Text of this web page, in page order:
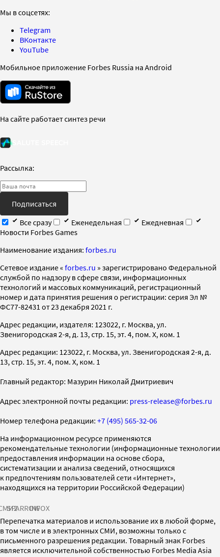
Мы в соцсетях:
Telegram
ВКонтакте
YouTube
Мобильное приложение Forbes Russia на Android
На сайте работает синтез речи
Рассылка:
Подписаться
Все сразу
Еженедельная
Ежедневная
Новости Forbes Games
Наименование издания: forbes.ru
Cетевое издание « forbes.ru » зарегистрировано Федеральной
службой по надзору в сфере связи, информационных
технологий и массовых коммуникаций, регистрационный
номер и дата принятия решения о регистрации: серия Эл №
ФС77-82431 от 23 декабря 2021 г.
Адрес редакции, издателя: 123022, г. Москва, ул.
Звенигородская 2-я, д. 13, стр. 15, эт. 4, пом. X, ком. 1
Адрес редакции: 123022, г. Москва, ул. Звенигородская 2-я, д.
13, стр. 15, эт. 4, пом. X, ком. 1
Главный редактор: Мазурин Николай Дмитриевич
Адрес электронной почты редакции: press-release@forbes.ru
Номер телефона редакции: +7 (495) 565-32-06
На информационном ресурсе применяются
рекомендательные технологии (информационные технологии
предоставления информации на основе сбора,
систематизации и анализа сведений, относящихся
к предпочтениям пользователей сети «Интернет»,
находящихся на территории Российской Федерации)
SPARROWINFOX
Перепечатка материалов и использование их в любой форме,
в том числе и в электронных СМИ, возможны только с
письменного разрешения редакции. Товарный знак Forbes
является исключительной собственностью Forbes Media Asia